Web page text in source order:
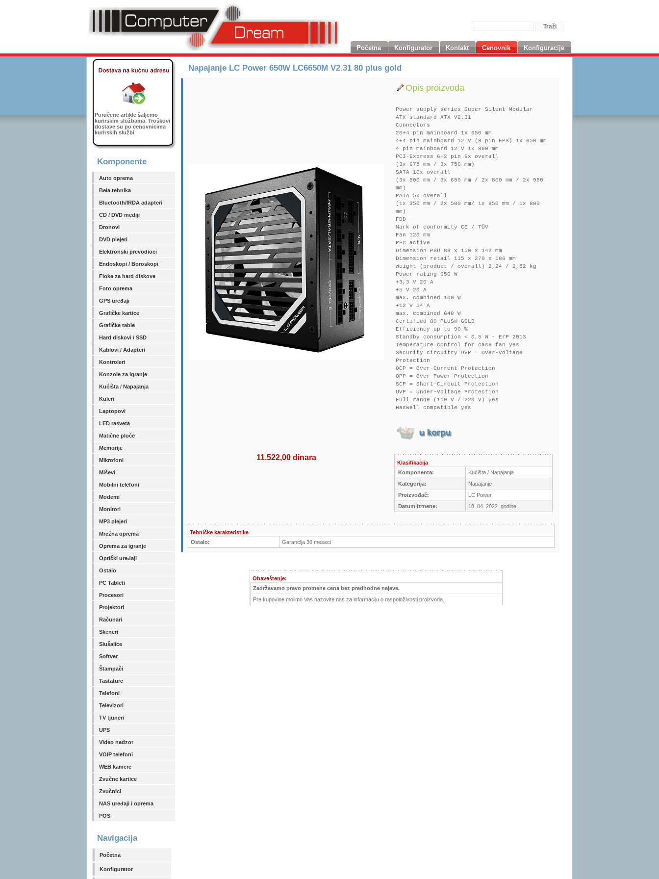
Početna Konfigurator Kontakt Cenovnik Konfiguracije
Poručene artikle šaljemo
kurirskim službama. Troškovi
dostave su po cenovnicima
kurirskih službi
Komponente
Auto oprema
Bela tehnika
Bluetooth/IRDA adapteri
CD / DVD mediji
Dronovi
DVD plejeri
Elektronski prevodioci
Endoskopi / Boroskopi
Fioke za hard diskove
Foto oprema
GPS uređaji
Grafičke kartice
Grafičke table
Hard diskovi / SSD
Kablovi / Adapteri
Kontroleri
Konzole za igranje
Kućišta / Napajanja
Kuleri
Laptopovi
LED rasveta
Matične ploče
Memorije
Mikrofoni
Miševi
Mobilni telefoni
Modemi
Monitori
MP3 plejeri
Mrežna oprema
Oprema za igranje
Optički uređaji
Ostalo
PC Tableti
Procesori
Projektori
Računari
Skeneri
Slušalice
Softver
Štampači
Tastature
Telefoni
Televizori
TV tjuneri
UPS
Video nadzor
VOIP telefoni
WEB kamere
Zvučne kartice
Zvučnici
NAS uređaji i oprema
POS
Navigacija
Početna
Konfigurator
Napajanje LC Power 650W LC6650M V2.31 80 plus gold
Opis proizvoda
Power supply series Super Silent Modular
ATX standard ATX V2.31
Connectors
20+4 pin mainboard 1x 650 mm
4+4 pin mainboard 12 V (8 pin EPS) 1x 650 mm
4 pin mainboard 12 V 1x 800 mm
PCI-Express 6+2 pin 6x overall
(3x 675 mm / 3x 750 mm)
SATA 10x overall
(3x 500 mm / 3x 650 mm / 2x 800 mm / 2x 950
mm)
PATA 5x overall
(1x 350 mm / 2x 500 mm/ 1x 650 mm / 1x 800
mm)
FDD -
Mark of conformity CE / TÜV
Fan 120 mm
PFC active
Dimension PSU 86 x 150 x 142 mm
Dimension retail 115 x 270 x 186 mm
Weight (product / overall) 2,24 / 2,52 kg
Power rating 650 W
+3,3 V 20 A
+5 V 20 A
max. combined 100 W
+12 V 54 A
max. combined 648 W
Certified 80 PLUS® GOLD
Efficiency up to 90 %
Standby consumption < 0,5 W - ErP 2013
Temperature control for case fan yes
Security circuitry OVP = Over-Voltage
Protection
OCP = Over-Current Protection
OPP = Over-Power Protection
SCP = Short-Circuit Protection
UVP = Under-Voltage Protection
Full range (110 V / 220 V) yes
Haswell compatible yes
11.522,00 dinara
Klasifikacija
Komponenta:
Kućišta / Napajanja
Kategorija:
Napajanje
Proizvođač:
LC Power
Datum izmene:
18. 04. 2022. godine
Tehničke karakteristike
Ostalo:
Garancija 36 meseci
Obaveštenje:
Zadržavamo pravo promene cena bez predhodne najave.
Pre kupovine molimo Vas nazovite nas za informaciju o raspoloživosti proizvoda.